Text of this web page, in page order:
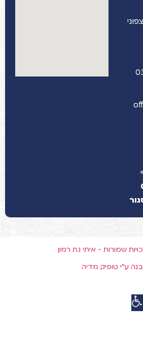
שמורות - איתי גת רמון
ע"י טופיק מדיה